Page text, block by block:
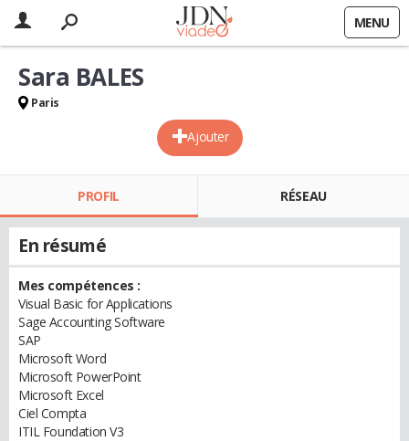
MENU
Ajouter
Sara BALES
Paris
PROFIL RÉSEAU
En résumé
Mes compétences :
Visual Basic for Applications
Sage Accounting Software
SAP
Microsoft Word
Microsoft PowerPoint
Microsoft Excel
Ciel Compta
ITIL Foundation V3